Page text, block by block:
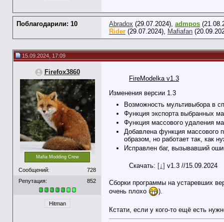
Поблагодарили: 10 Abradox (29.07.2024), admpos
Rider (29.07.2024), Mafiafan
15.09.2024, 17:09
Firefox3860
Mafia Modding Crew
Сообщений:
728
Репутация:
852
Hitman
FireModelka v1.3
Изменения версии 1.3
Возможность мультивыбора в
Функция экспорта выбранных
Функция массового удаления
Добавлена функция массового
образом, но работает так, как
Исправлен баг, вызывавший
Скачать: [↓] v1.3 //15.09.2024
Сборки программы на устаревших
очень плохо
).
Кстати, если у кого-то ещё есть